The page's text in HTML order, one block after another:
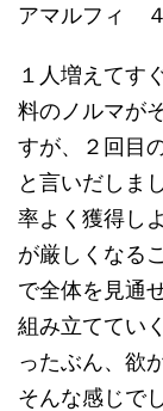
アマルフィ
１人増えてす
料のノルマが
すが、２回目
と言いだしま
率よく獲得し
が厳しくなる
で全体を見通
組み立ててい
ったぶん、欲
そんな感じで